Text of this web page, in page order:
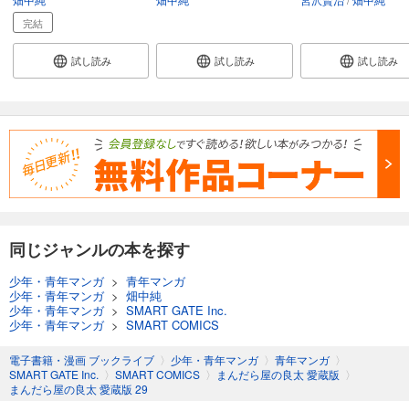
完結
試し読み
540円 (税込)
完結
まんだら屋の良太 愛蔵版 53
540円 (税込)
完結
完結
試し読み 試し読み 試し読み
同じジャンルの本を探す
少年・青年マンガ> 青年マンガ
少年・青年マンガ> 畑中純
少年・青年マンガ> SMART GATE Inc.
少年・青年マンガ> SMART COMICS
電子書籍・漫画 ブックライブ 〉 少年・青年マンガ 〉 青年マンガ 〉
SMART GATE Inc. 〉 SMART COMICS 〉 まんだら屋の良太 愛蔵版 〉
まんだら屋の良太 愛蔵版 29